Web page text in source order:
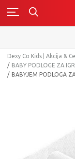
Dexy Co Kids | Akcija &
BABY PODLOGE ZA
BABYJEM PODLOGA